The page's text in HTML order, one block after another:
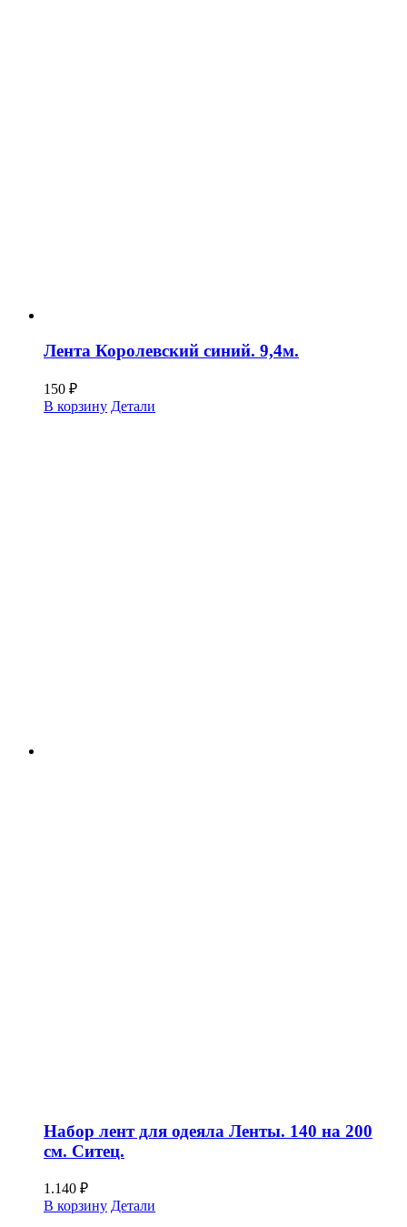
Лента Королевский синий. 9,4м.
150 ₽
В корзину Детали
Набор лент для одеяла Ленты. 140 на 200
см. Ситец.
1.140 ₽
В корзину Детали